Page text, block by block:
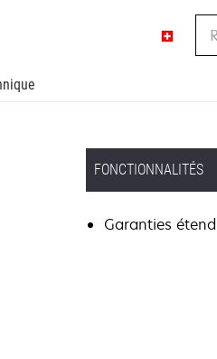
FONCTIONNALITÉS
Garanties